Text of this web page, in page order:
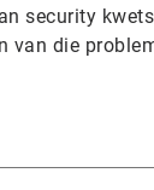
security
van die